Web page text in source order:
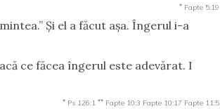
* Fapte 5:19
Şi el a făcut aşa. Îngerul i-a
ce făcea îngerul este adevărat. I
* Ps 126:1 ** Fapte 10:3 Fapte 10:17 Fapte 11:5